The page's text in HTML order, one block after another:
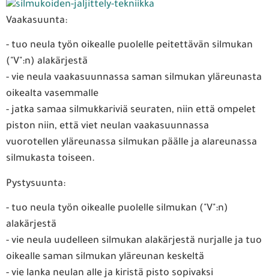
Vaakasuunta:
- tuo neula työn oikealle puolelle peitettävän silmukan
("V":n) alakärjestä
- vie neula vaakasuunnassa saman silmukan yläreunasta
oikealta vasemmalle
- jatka samaa silmukkariviä seuraten, niin että ompelet
piston niin, että viet neulan vaakasuunnassa
vuorotellen yläreunassa silmukan päälle ja alareunassa
silmukasta toiseen.
Pystysuunta:
- tuo neula työn oikealle puolelle silmukan ("V":n)
alakärjestä
- vie neula uudelleen silmukan alakärjestä nurjalle ja tuo
oikealle saman silmukan yläreunan keskeltä
- vie lanka neulan alle ja kiristä pisto sopivaksi